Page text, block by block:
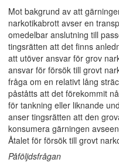
Mot bakgrund av att
narkotikabrott avser en
omedelbar anslutning till
tingsrätten att det finns
att utöver ansvar för grov
ansvar för försök till grovt
fråga om en relativt lång
påståtts att det förekommit
för tankning eller liknande
anser tingsrätten att den
konsumera gärningen
Åtalet för försök till grovt
Påföljdsfrågan